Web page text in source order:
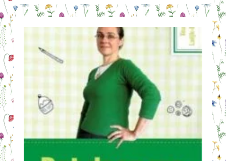
IS
VARKENSOOR
VARKENSVLEESRECEPTEN